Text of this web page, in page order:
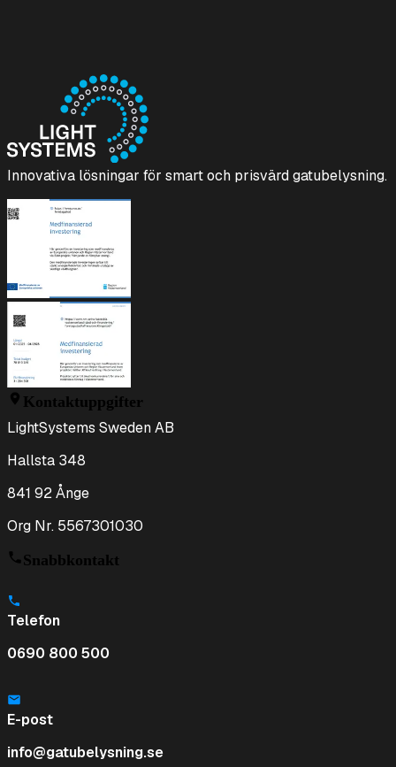
Innovativa lösningar för smart och prisvärd gatubelysning.
Kontaktuppgifter
LightSystems Sweden AB
Hallsta 348
841 92 Ånge
Org Nr. 5567301030
Snabbkontakt
Telefon
0690 800 500
E-post
info@gatubelysning.se